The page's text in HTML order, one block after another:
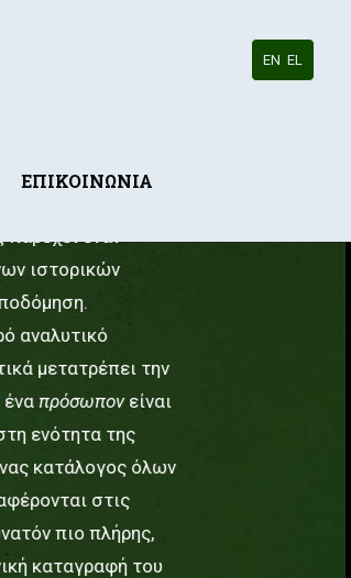
ΕΠΙΚΟΙΝΩΝΙΑ
EN EL
έναν
ιστορικών
αναλυτικό
μετατρέπει την
ένα πρόσωπονείναι
ενότητα της
κατάλογος όλων
στις
πιο πλήρης,
καταγραφή του